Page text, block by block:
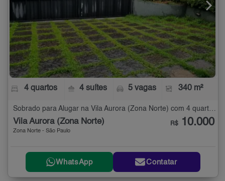
4 quartos 4 suítes 5 vagas 340 m²
Sobrado para Alugar na Vila Aurora (Zona Norte) com 4 quartos - 340 m²
Vila Aurora (Zona Norte)
Zona Norte - São Paulo
R$ 10.000
WhatsApp Contatar